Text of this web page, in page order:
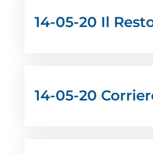
14-05-20 Il
14-05-20